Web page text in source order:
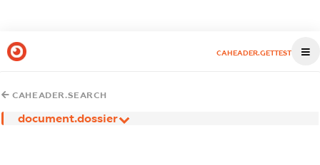
CAHEADER.GETTEST
CAHEADER.SEARCH
document.dossier